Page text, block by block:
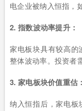
电企业被纳入恒指，
2. 指数波动率提升：
家电板块具有较高的
整体波动率。投资者
3. 家电板块价值重估：
纳入恒指后，家电板